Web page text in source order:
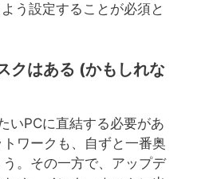
う設定することが必須と
クはある (かもしれな
いPCに直結する必要があ
ワークも、自ずと一番奥
。その一方で、アップデ